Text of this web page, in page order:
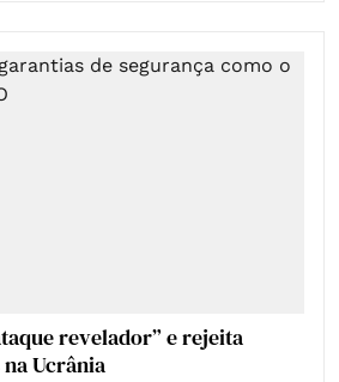
revelador” e rejeita
Ucrânia